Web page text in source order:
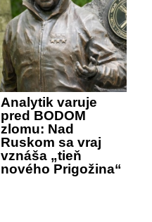
Analytik varuje
pred BODOM
zlomu: Nad
Ruskom sa vraj
vznáša „tieň
nového Prigožina“